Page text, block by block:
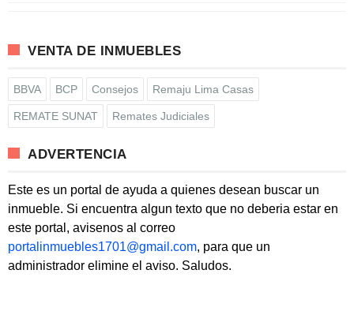
VENTA DE INMUEBLES
BBVA BCP Consejos Remaju Lima Casas
REMATE SUNAT Remates Judiciales
ADVERTENCIA
Este es un portal de ayuda a quienes desean buscar un
inmueble. Si encuentra algun texto que no deberia estar en
este portal, avisenos al correo
portalinmuebles1701@gmail.com, para que un
administrador elimine el aviso. Saludos.